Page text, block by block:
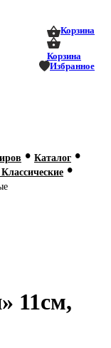
Корзина
Корзина
Избранное
• Каталог •
•
11см,